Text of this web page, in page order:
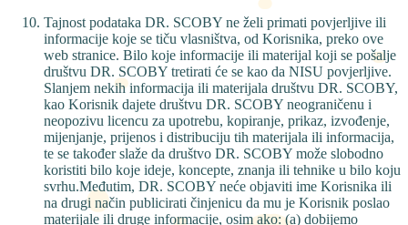
Tajnost podataka DR. SCOBY ne želi primati povjerljive ili
informacije koje se tiču vlasništva, od Korisnika, preko ove
web stranice. Bilo koje informacije ili materijal koji se pošalje
društvu DR. SCOBY tretirati će se kao da NISU povjerljive.
Slanjem nekih informacija ili materijala društvu DR. SCOBY,
kao Korisnik dajete društvu DR. SCOBY neograničenu i
neopozivu licencu za upotrebu, kopiranje, prikaz, izvođenje,
mijenjanje, prijenos i distribuciju tih materijala ili informacija,
te se također slaže da društvo DR. SCOBY može slobodno
koristiti bilo koje ideje, koncepte, znanja ili tehnike u bilo koju
svrhu.Međutim, DR. SCOBY neće objaviti ime Korisnika ili
na drugi način publicirati činjenicu da mu je Korisnik poslao
materijale ili druge informacije, osim ako: (a) dobijemo